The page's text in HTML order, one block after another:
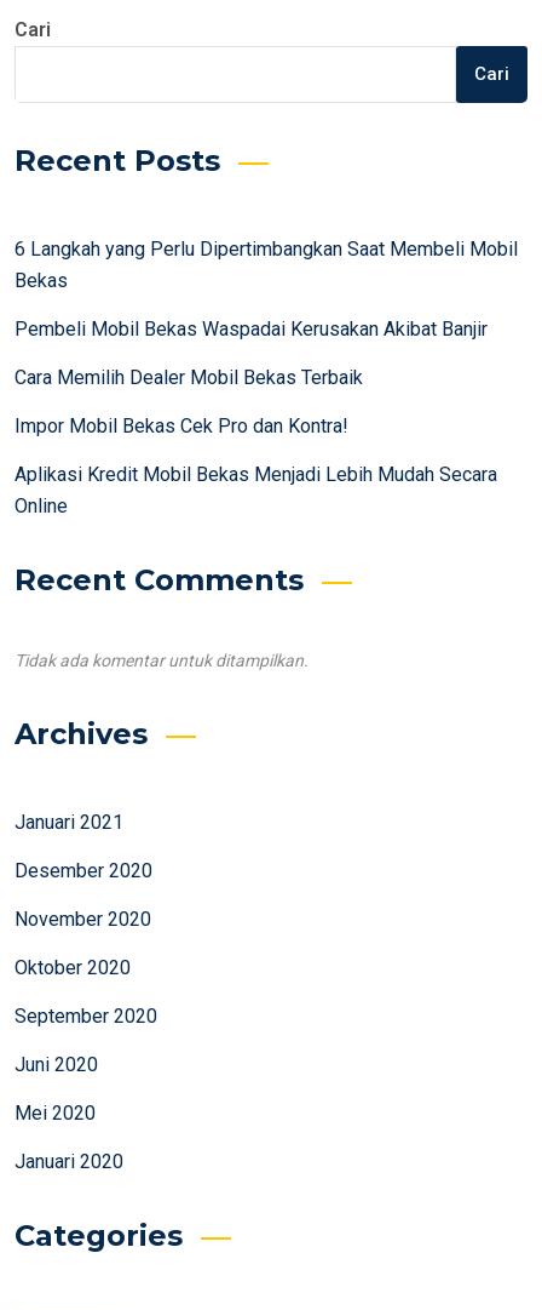
Cari
Cari
Recent Posts
6 Langkah yang Perlu Dipertimbangkan Saat Membeli Mobil
Bekas
Pembeli Mobil Bekas Waspadai Kerusakan Akibat Banjir
Cara Memilih Dealer Mobil Bekas Terbaik
Impor Mobil Bekas Cek Pro dan Kontra!
Aplikasi Kredit Mobil Bekas Menjadi Lebih Mudah Secara
Online
Recent Comments
Tidak ada komentar untuk ditampilkan.
Archives
Januari 2021
Desember 2020
November 2020
Oktober 2020
September 2020
Juni 2020
Mei 2020
Januari 2020
Categories